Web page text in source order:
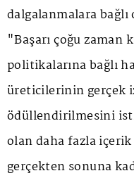
dalgalanmalara
"Başarı çoğu
politikalarına bağlı
üreticilerinin gerçek
ödüllendirilmesini
olan daha fazla
gerçekten sonuna